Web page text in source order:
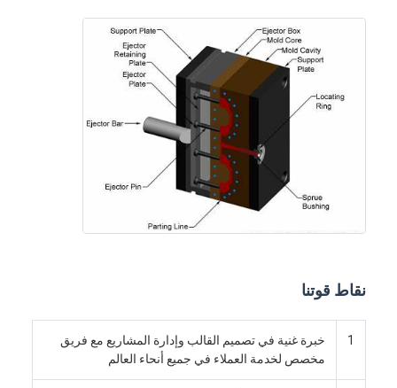
بيت
أشرطة فيديو
جولة في المعمل
نقاط قوتنا
1
خبرة غنية في تصميم القالب وإدارة المشاريع مع فريق
مخصص لخدمة العملاء في جميع أنحاء العالم